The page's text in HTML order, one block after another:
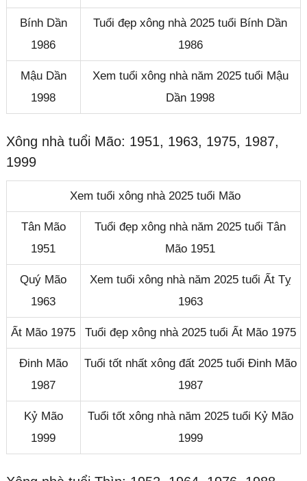
Bính Dần
1986
Tuổi đẹp xông nhà 2025 tuổi Bính Dần
1986
Mậu Dần
1998
Xem tuổi xông nhà năm 2025 tuổi Mậu
Dần 1998
Xông nhà tuổi Mão: 1951, 1963, 1975, 1987,
1999
Xem tuổi xông nhà 2025 tuổi Mão
Tân Mão
1951
Tuổi đẹp xông nhà năm 2025 tuổi Tân
Mão 1951
Quý Mão
1963
Xem tuổi xông nhà năm 2025 tuổi Ất Tỵ
1963
Ất Mão 1975 Tuổi đẹp xông nhà 2025 tuổi Ất Mão 1975
Đinh Mão
1987
Tuổi tốt nhất xông đất 2025 tuổi Đinh Mão
1987
Kỷ Mão
1999
Tuổi tốt xông nhà năm 2025 tuổi Kỷ Mão
1999